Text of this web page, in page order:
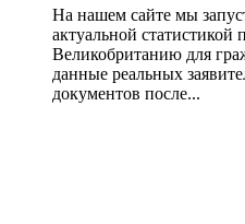
На нашем сайте мы
актуальной
Великобританию для
данные реальных
документов после...